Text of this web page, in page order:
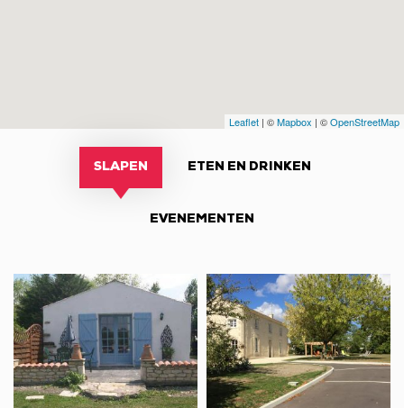
Leaflet | ©Mapbox | ©OpenStreetMap
SLAPEN ETEN EN DRINKEN
EVENEMENTEN
Vakantiewoning
Côté
Piscine
Vakantiewoning
La
Petite
Venelle